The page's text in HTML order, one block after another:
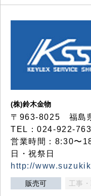
(株)鈴木金物
〒963-8025 福島
TEL：024-922-
営業時間：8:30〜
日・祝祭日
http://
販売可 工事